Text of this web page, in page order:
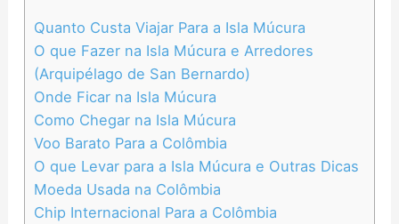
Quanto Custa Viajar Para a Isla Múcura
O que Fazer na Isla Múcura e Arredores
(Arquipélago de San Bernardo)
Onde Ficar na Isla Múcura
Como Chegar na Isla Múcura
Voo Barato Para a Colômbia
O que Levar para a Isla Múcura e Outras Dicas
Moeda Usada na Colômbia
Chip Internacional Para a Colômbia